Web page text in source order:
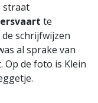
straat
te
schrijfwijzen
al sprake van
Op de foto is Klein